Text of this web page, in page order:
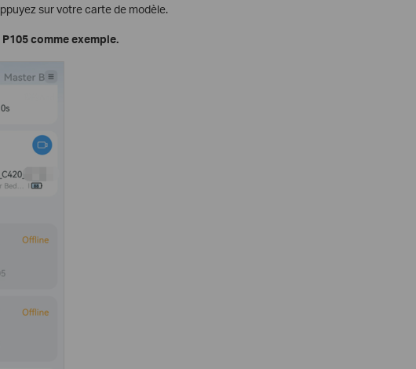
sur votre carte de modèle.
comme exemple.